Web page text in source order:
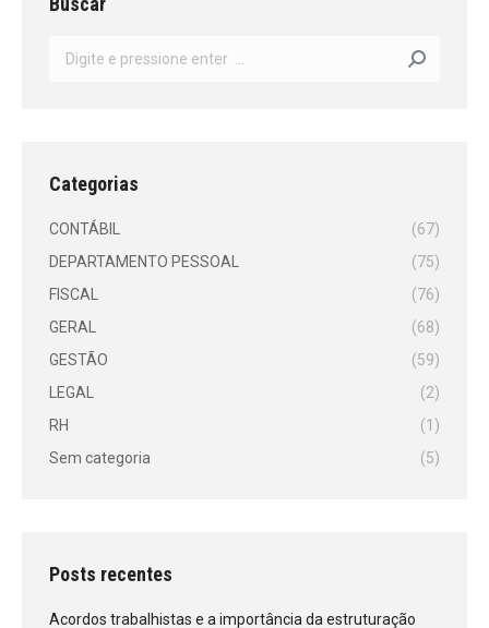
Categorias
CONTÁBIL
(67)
DEPARTAMENTO PESSOAL
(75)
FISCAL
(76)
GERAL
(68)
GESTÃO
(59)
LEGAL
(2)
RH
(1)
Sem categoria
(5)
Posts recentes
Acordos trabalhistas e a importância da estruturação